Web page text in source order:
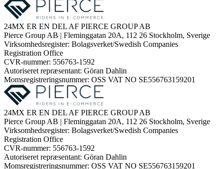
24MX ER EN DEL AF PIERCE GROUP AB
Pierce Group AB | Fleminggatan 20A, 112 26 Stockholm, Sverige
Virksomhedsregister: Bolagsverket/Swedish Companies
Registration Office
CVR-nummer: 556763-1592
Autoriseret repræsentant: Göran Dahlin
Momsregistreringsnummer: OSS VAT NO SE556763159201
24MX ER EN DEL AF PIERCE GROUP AB
Pierce Group AB | Fleminggatan 20A, 112 26 Stockholm, Sverige
Virksomhedsregister: Bolagsverket/Swedish Companies
Registration Office
CVR-nummer: 556763-1592
Autoriseret repræsentant: Göran Dahlin
Momsregistreringsnummer: OSS VAT NO SE556763159201